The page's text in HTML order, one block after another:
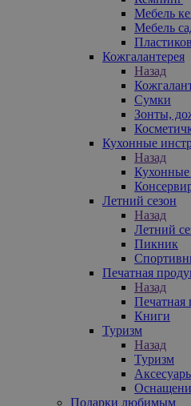
Мебель
Мебель
Кожгалантерея
Назад
Сумки
Зонты,
Кухонные
Назад
Летний сезон
Назад
Летний
Пикник
Печатная
Назад
Печатная
Книги
Туризм
Назад
Туризм
Подарки любимым